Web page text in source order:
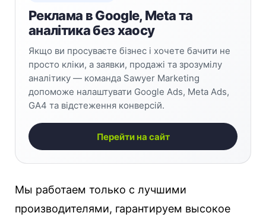
Реклама в Google, Meta та
аналітика без хаосу
Якщо ви просуваєте бізнес і хочете бачити не
просто кліки, а заявки, продажі та зрозумілу
аналітику — команда Sawyer Marketing
допоможе налаштувати Google Ads, Meta Ads,
GA4 та відстеження конверсій.
Перейти на сайт
Мы работаем только с лучшими
производителями, гарантируем высокое